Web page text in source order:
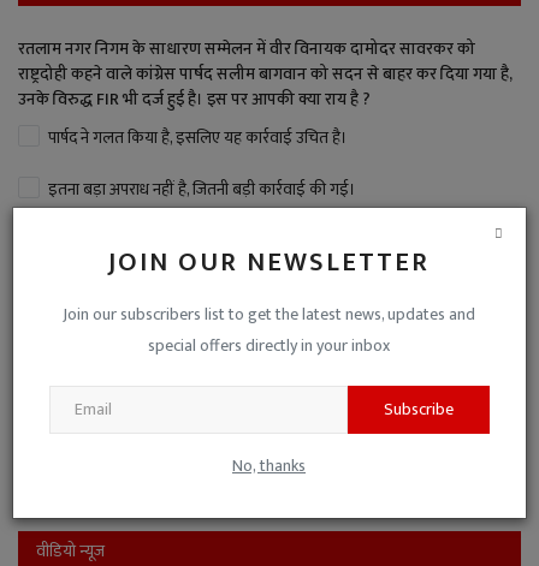
JOIN OUR NEWSLETTER
Join our subscribers list to get the latest news, updates and
special offers directly in your inbox
Subscribe
No, thanks
रतलाम नगर निगम के साधारण सम्मेलन में वीर विनायक दामोदर सावरकर को
राष्ट्रदोही कहने वाले कांग्रेस पार्षद सलीम बागवान को सदन से बाहर कर दिया गया है,
उनके विरुद्ध FIR भी दर्ज हुई है। इस पर आपकी क्या राय है ?
पार्षद ने गलत किया है, इसलिए यह कार्रवाई उचित है।
इतना बड़ा अपराध नहीं है, जितनी बड़ी कार्रवाई की गई।
यह जनहित के मुद्दों से ध्यान भटकाने की साजिश है।
वीडियो न्यूज